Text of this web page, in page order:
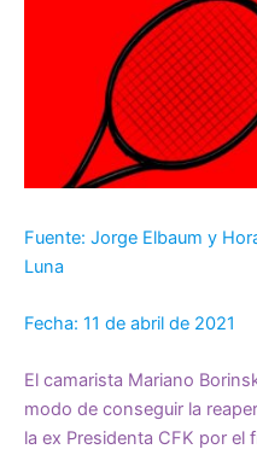
Fuente: Jorge Elbaum y
Luna
Fecha: 11 de abril de 2021
El camarista Mariano
modo de conseguir la
la ex Presidenta CFK por el